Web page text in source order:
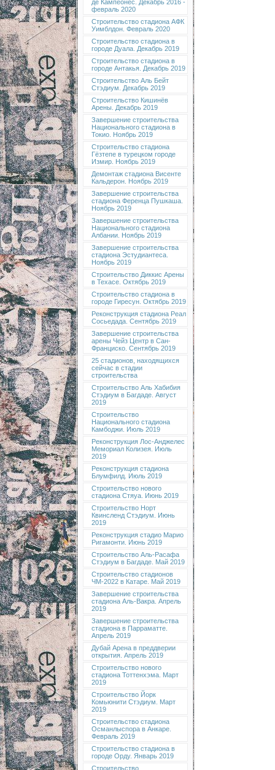
де Кампеонес. Декабрь 2016 -
февраль 2020
Строительство стадиона АФК
Уимблдон. Февраль 2020
Строительство стадиона в
городе Дуала. Декабрь 2019
Строительство стадиона в
городе Антакья. Декабрь 2019
Строительство Аль Бейт
Стэдиум. Декабрь 2019
Строительство Кишинёв
Арены. Декабрь 2019
Завершение строительства
Национального стадиона в
Токио. Ноябрь 2019
Строительство стадиона
Гёзтепе в турецком городе
Измир. Ноябрь 2019
Демонтаж стадиона Висенте
Кальдерон. Ноябрь 2019
Завершение строительства
стадиона Ференца Пушкаша.
Ноябрь 2019
Завершение строительства
Национального стадиона
Албании. Ноябрь 2019
Завершение строительства
стадиона Эстудиантеса.
Ноябрь 2019
Строительство Диккис Арены
в Техасе. Октябрь 2019
Строительство стадиона в
городе Гиресун. Октябрь 2019
Реконструкция стадиона Реал
Сосьедада. Сентябрь 2019
Завершение строительства
арены Чейз Центр в Сан-
Франциско. Сентябрь 2019
25 стадионов, находящихся
сейчас в стадии
строительства
Строительство Аль Хабибия
Стэдиум в Багдаде. Август
2019
Строительство
Национального стадиона
Камбоджи. Июль 2019
Реконструкция Лос-Анджелес
Мемориал Колизея. Июль
2019
Реконструкция стадиона
Блумфилд. Июль 2019
Строительство нового
стадиона Стяуа. Июнь 2019
Строительство Норт
Квинсленд Стэдиум. Июнь
2019
Реконструкция стадио Марио
Ригамонти. Июнь 2019
Строительство Аль-Расафа
Стэдиум в Багдаде. Май 2019
Строительство стадионов
ЧМ-2022 в Катаре. Май 2019
Завершение строительства
стадиона Аль-Вакра. Апрель
2019
Завершение строительства
стадиона в Парраматте.
Апрель 2019
Дубай Арена в преддверии
открытия. Апрель 2019
Строительство нового
стадиона Тоттенхэма. Март
2019
Строительство Йорк
Комьюнити Стэдиум. Март
2019
Строительство стадиона
Османлыспора в Анкаре.
Февраль 2019
Строительство стадиона в
городе Орду. Январь 2019
Строительство